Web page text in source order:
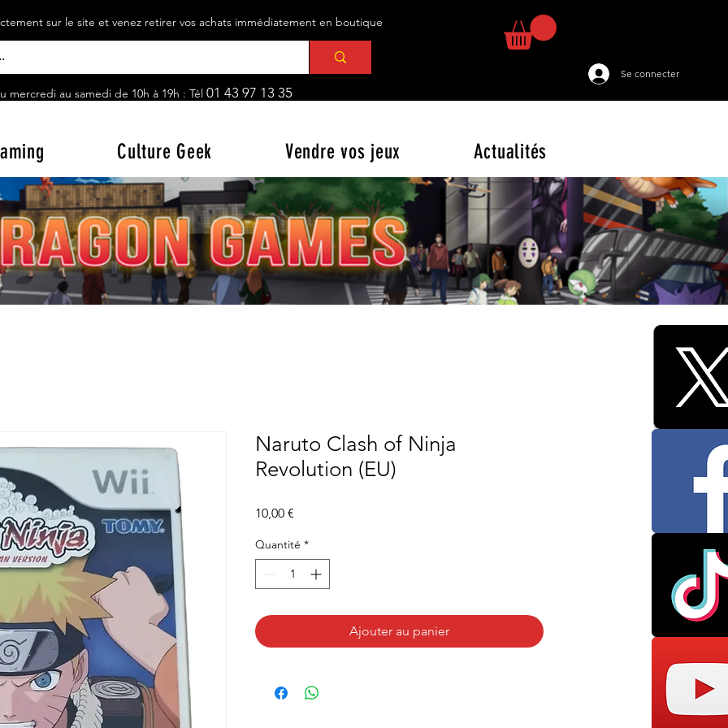
Se connecter
sur le site et venez retirer vos achats immédiatement en boutique
u mercredi au samedi de 10h à 19h : Tél 01 43 97 13 35
Naruto Clash of Ninja
Revolution (EU)
10,00 €
Quantité *
Ajouter au panier
Culture Geek Vendre vos jeux Actualités